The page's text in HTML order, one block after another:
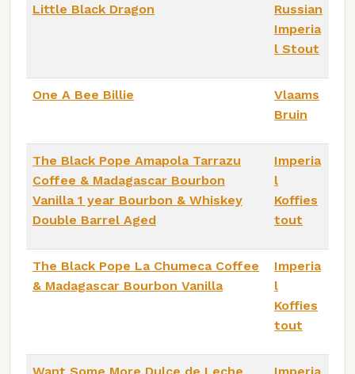
Little Black Dragon
Russian
Imperia
l Stout
One A Bee Billie
Vlaams
Bruin
The Black Pope Amapola Tarrazu
Coffee & Madagascar Bourbon
Vanilla 1 year Bourbon & Whiskey
Double Barrel Aged
Imperia
l
Koffies
tout
The Black Pope La Chumeca Coffee
& Madagascar Bourbon Vanilla
Imperia
l
Koffies
tout
Want Some More Dulce de Leche
Imperia